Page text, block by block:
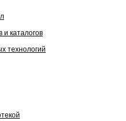
каталогов
технологий